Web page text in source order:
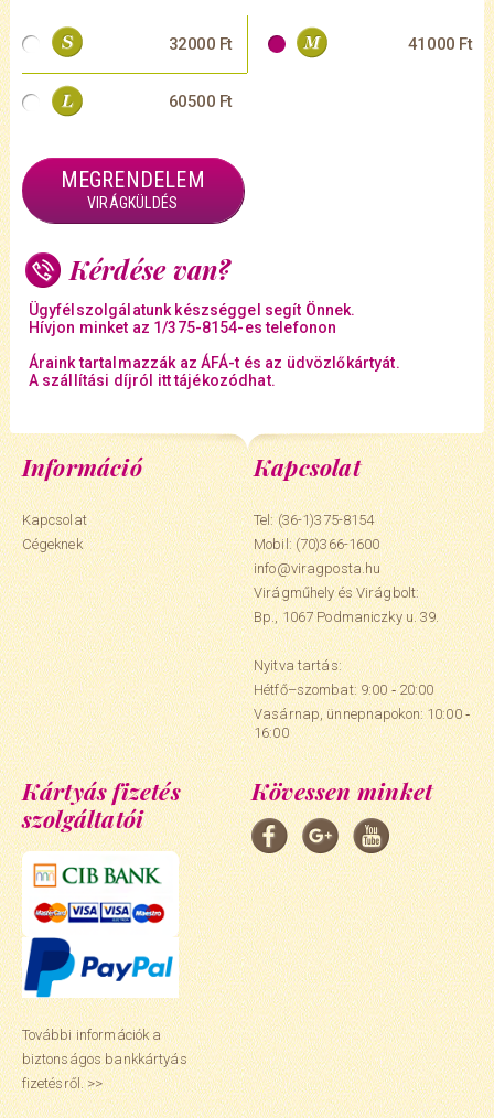
32000 Ft 41000 Ft
60500 Ft
MEGRENDELEM
VIRÁGKÜLDÉS
Kérdése van?
Ügyfélszolgálatunk készséggel segít Önnek.
Hívjon minket az 1/375-8154-es telefonon
Áraink tartalmazzák az ÁFÁ-t és az üdvözlőkártyát.
A szállítási díjról itt tájékozódhat.
Információ
Kapcsolat
Cégeknek
Kapcsolat
Tel: (36-1)375-8154
Mobil:(70)366-1600
info@viragposta.hu
Virágműhely és Virágbolt:
Bp., 1067 Podmaniczky u. 39.
Nyitva tartás:
Hétfő–szombat: 9:00 ‑ 20:00
Vasárnap, ünnepnapokon: 10:00 ‑
16:00
Kártyás fizetés
szolgáltatói
További információk a
biztonságos bankkártyás
fizetésről. >>
Kövessen minket